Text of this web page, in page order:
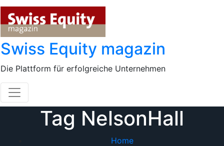
Skip
content
Swiss Equity magazin
Die Plattform für erfolgreiche Unternehmen
Tag NelsonHall
Home